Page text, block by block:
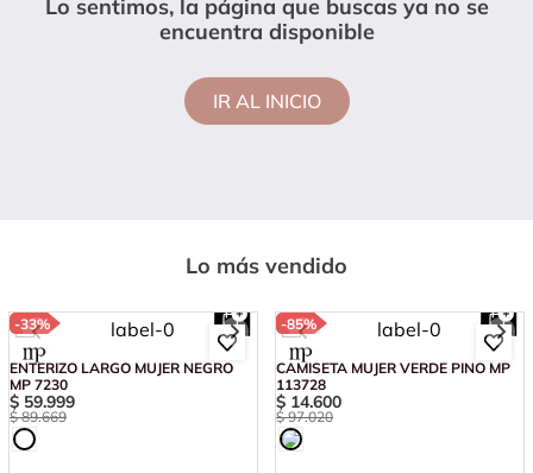
Lo sentimos, la página que buscas ya no se
encuentra disponible
IR AL INICIO
Lo más vendido
-33%
ENTERIZO LARGO MUJER NEGRO
MP 7230
$ 59.999
$ 89.669
-85%
CAMISETA MUJER VERDE PINO MP
113728
$ 14.600
$ 97.020